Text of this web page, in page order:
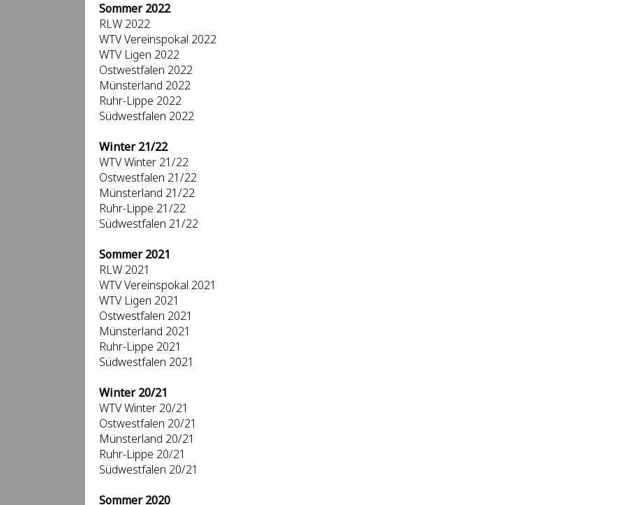
Sommer 2022
RLW 2022
WTV Vereinspokal 2022
WTV Ligen 2022
Ostwestfalen 2022
Münsterland 2022
Ruhr-Lippe 2022
Südwestfalen 2022
Winter 21/22
WTV Winter 21/22
Ostwestfalen 21/22
Münsterland 21/22
Ruhr-Lippe 21/22
Südwestfalen 21/22
Sommer 2021
RLW 2021
WTV Vereinspokal 2021
WTV Ligen 2021
Ostwestfalen 2021
Münsterland 2021
Ruhr-Lippe 2021
Südwestfalen 2021
Winter 20/21
WTV Winter 20/21
Ostwestfalen 20/21
Münsterland 20/21
Ruhr-Lippe 20/21
Südwestfalen 20/21
Sommer 2020